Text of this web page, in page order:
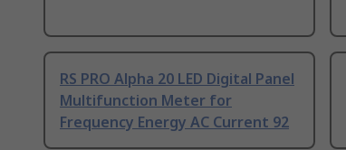
RS PRO Alpha 20 LED Digital Panel
Multifunction Meter for
Frequency Energy AC Current 92